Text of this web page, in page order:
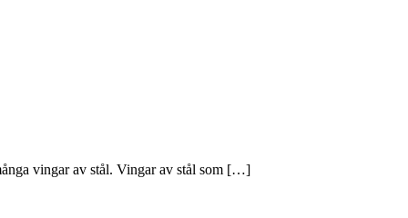
vingar av stål. Vingar av stål som […]